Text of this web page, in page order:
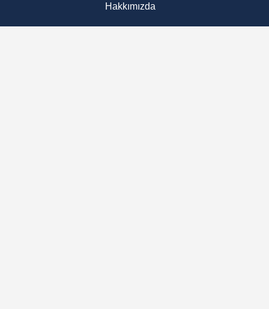
Hakkımızda